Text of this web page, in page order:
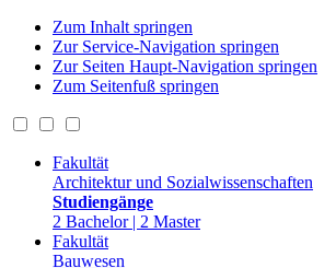
Zum Inhalt springen
Zur Service-Navigation springen
Zur Seiten Haupt-Navigation springen
Zum Seitenfuß springen
Fakultät
Architektur und Sozialwissenschaften
Studiengänge
2 Bachelor | 2 Master
Fakultät
Bauwesen